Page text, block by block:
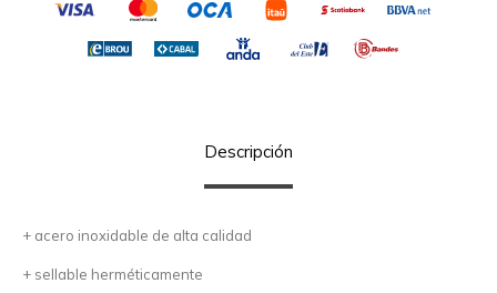
Descripción
+ acero inoxidable de alta calidad
+ sellable herméticamente